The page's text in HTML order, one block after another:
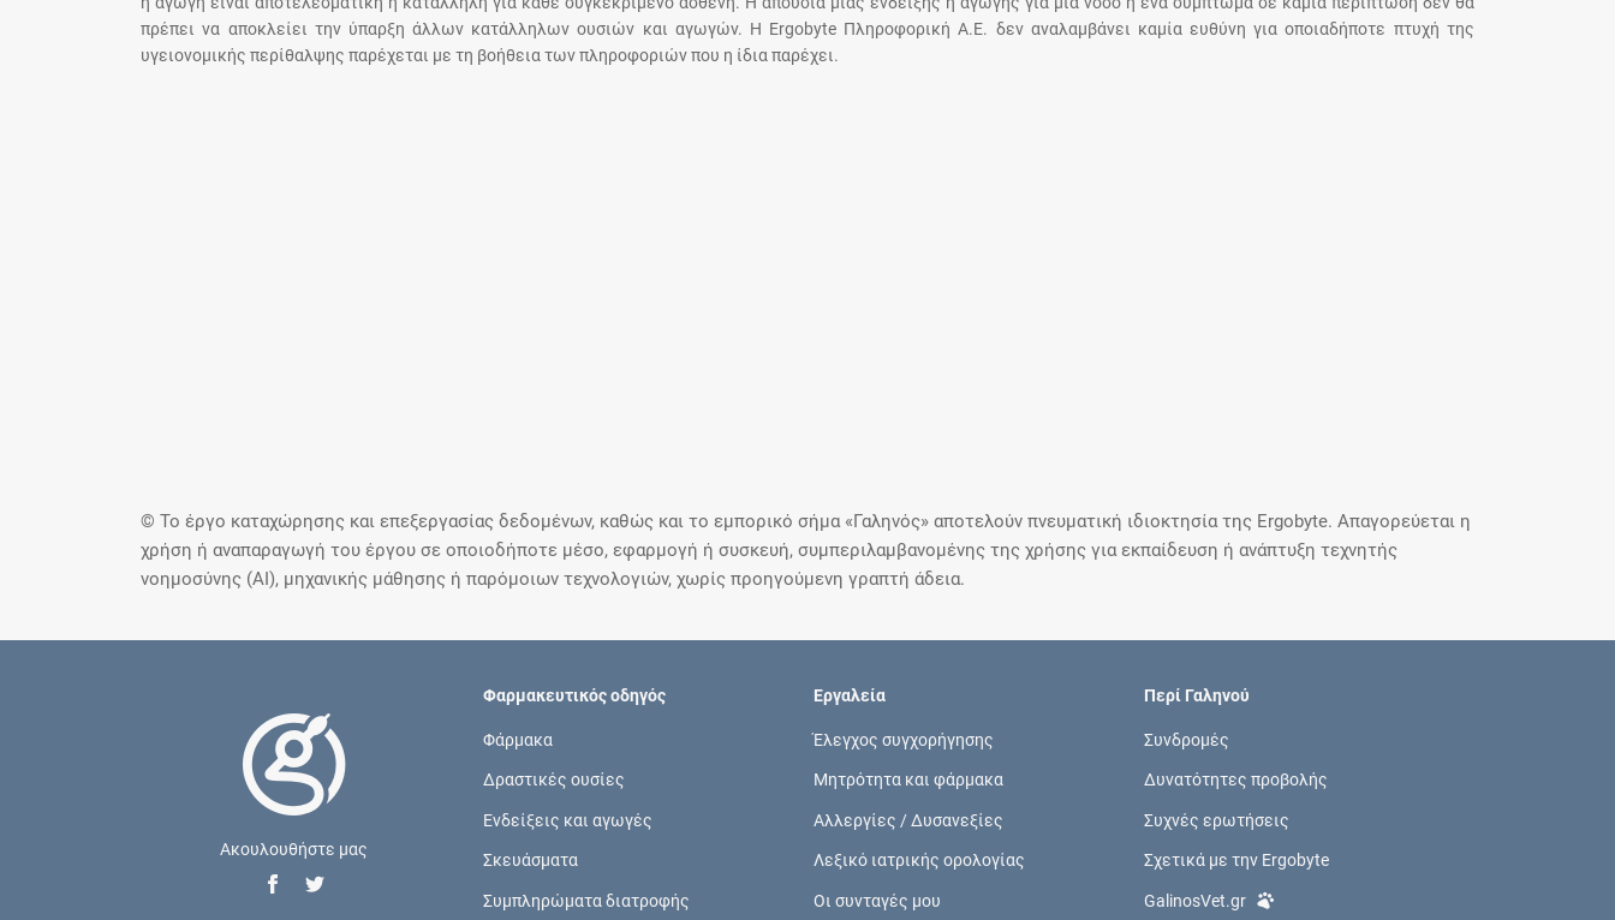
πρέπει να αποκλείει την ύπαρξη άλλων κατάλληλων ουσιών και αγωγών. Η Ergobyte Πληροφορική Α.Ε. δεν αναλαμβάνει καμία ευθύνη για οποιαδήποτε πτυχή της
υγειονομικής περίθαλψης παρέχεται με τη βοήθεια των πληροφοριών που η ίδια παρέχει.
© Το έργο καταχώρησης και επεξεργασίας δεδομένων, καθώς και το εμπορικό σήμα «Γαληνός» αποτελούν πνευματική ιδιοκτησία της Ergobyte. Απαγορεύεται η
χρήση ή αναπαραγωγή του έργου σε οποιοδήποτε μέσο, εφαρμογή ή συσκευή, συμπεριλαμβανομένης της χρήσης για εκπαίδευση ή ανάπτυξη τεχνητής
νοημοσύνης (AI), μηχανικής μάθησης ή παρόμοιων τεχνολογιών, χωρίς προηγούμενη γραπτή άδεια.
Ακουλουθήστε μας
Φαρμακευτικός οδηγός
Φάρμακα
Δραστικές ουσίες
Ενδείξεις και αγωγές
Σκευάσματα
Συμπληρώματα διατροφής
Εργαλεία
Έλεγχος συγχορήγησης
Μητρότητα και φάρμακα
Αλλεργίες / Δυσανεξίες
Λεξικό ιατρικής ορολογίας
Οι συνταγές μου
Περί Γαληνού
Συνδρομές
Δυνατότητες προβολής
Συχνές ερωτήσεις
Σχετικά με την Ergobyte
GalinosVet.gr